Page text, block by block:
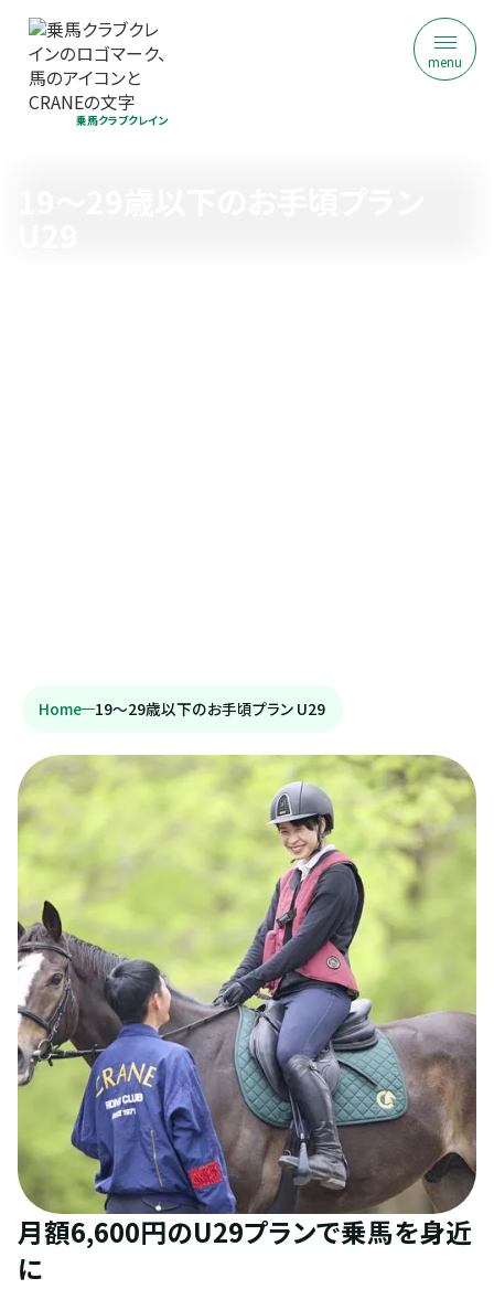
乗馬クラブクレイン
menu
Home 19〜29歳以下のお手頃プラン U29
月額6,600円のU29プランで乗馬を身近
に